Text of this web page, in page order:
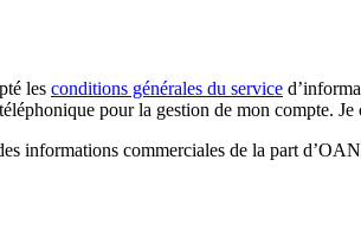
les conditions générales du service
pour la gestion de mon compte.
informations commerciales de la part